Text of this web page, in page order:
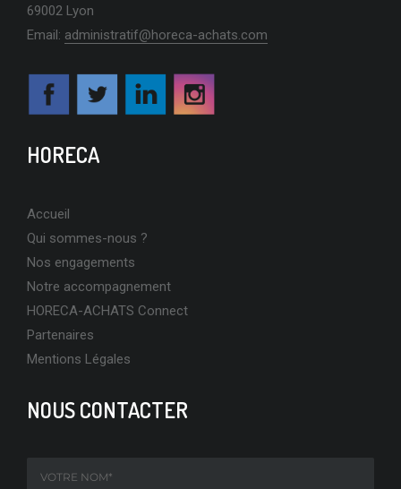
69002 Lyon
Email: administratif@horeca-achats.com
HORECA
Accueil
Qui sommes-nous ?
Nos engagements
Notre accompagnement
HORECA-ACHATS Connect
Partenaires
Mentions Légales
NOUS CONTACTER